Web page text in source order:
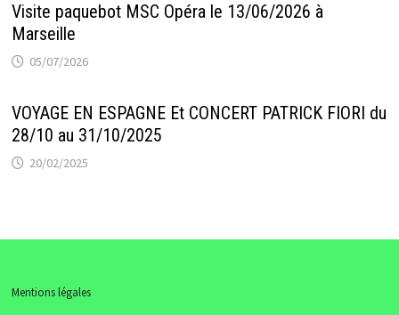
Visite paquebot MSC Opéra le 13/06/2026 à
Marseille
05/07/2026
VOYAGE EN ESPAGNE Et CONCERT PATRICK FIORI du
28/10 au 31/10/2025
20/02/2025
Mentions légales